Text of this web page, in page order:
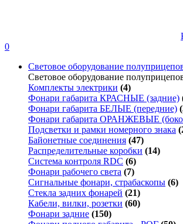
0
Световое оборудование
Световое оборудование
Комплекты электрики (4)
Фонари габарита КРАСНЫЕ (задние)
Фонари габарита БЕЛЫЕ (передние)
Фонари габарита ОРАНЖЕВЫЕ
Подсветки и рамки номерного знака
Байонетные соединения (47)
Распределительные коробки (14)
Система контроля RDC (6)
Фонари рабочего света (7)
Сигнальные фонари, страбаскопы (6)
Стекла задних фонарей (21)
Кабели, вилки, розетки (60)
Фонари задние (150)